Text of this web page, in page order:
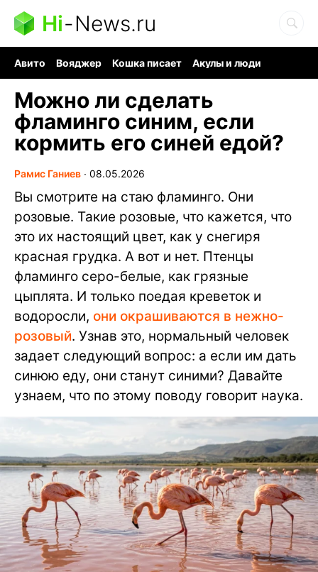
Hi-News.ru
Авито Вояджер Кошка писает
Акулы и люди
Можно ли сделать
фламинго синим, если
кормить его синей едой?
Рамис Ганиев ∙ 08.05.2026
Вы смотрите на стаю фламинго. Они
розовые. Такие розовые, что кажется, что
это их настоящий цвет, как у снегиря
красная грудка. А вот и нет. Птенцы
фламинго серо-белые, как грязные
цыплята. И только поедая креветок и
водоросли, они окрашиваются в нежно-
розовый. Узнав это, нормальный человек
задает следующий вопрос: а если им дать
синюю еду, они станут синими? Давайте
узнаем, что по этому поводу говорит наука.